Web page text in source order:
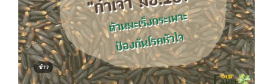
ข้าว